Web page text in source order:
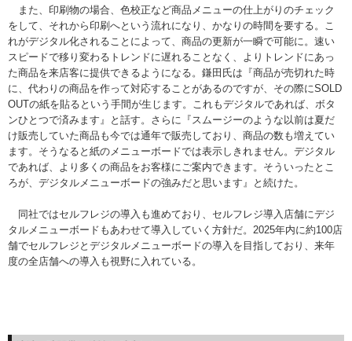
また、印刷物の場合、色校正など商品メニューの仕上がりのチェック
をして、それから印刷へという流れになり、かなりの時間を要する。こ
れがデジタル化されることによって、商品の更新が一瞬で可能に。速い
スピードで移り変わるトレンドに遅れることなく、よりトレンドにあっ
た商品を来店客に提供できるようになる。鎌田氏は『商品が売切れた時
に、代わりの商品を作って対応することがあるのですが、その際にSOLD
OUTの紙を貼るという手間が生じます。これもデジタルであれば、ボタ
ンひとつで済みます』と話す。さらに『スムージーのような以前は夏だ
け販売していた商品も今では通年で販売しており、商品の数も増えてい
ます。そうなると紙のメニューボードでは表示しきれません。デジタル
であれば、より多くの商品をお客様にご案内できます。そういったとこ
ろが、デジタルメニューボードの強みだと思います』と続けた。
同社ではセルフレジの導入も進めており、セルフレジ導入店舗にデジ
タルメニューボードもあわせて導入していく方針だ。2025年内に約100店
舗でセルフレジとデジタルメニューボードの導入を目指しており、来年
度の全店舗への導入も視野に入れている。